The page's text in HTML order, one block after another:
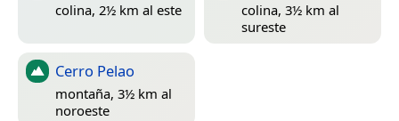
colina, 2½ km al este
colina, 3½ km al
sureste
Cerro Pelao
montaña, 3½ km al
noroeste